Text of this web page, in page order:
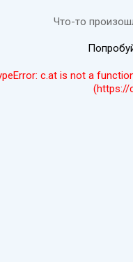
Что-то
c.at is not a
(https://